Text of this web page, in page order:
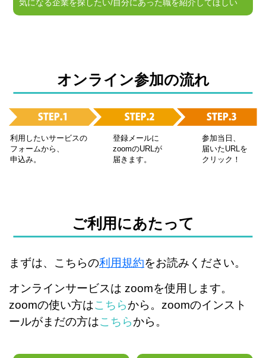
気になる企業を探したい/自分にあった職を紹介してほしい
オンライン参加の流れ
利用したいサービスの
フォームから、
申込み。
登録メールに
zoomのURLが
届きます。
参加当日、
届いたURLを
クリック！
ご利用にあたって
まずは、こちらの利用規約をお読みください。
オンラインサービスは zoomを使用します。
zoomの使い方はこちらから。zoomのインスト
ールがまだの方はこちらから。